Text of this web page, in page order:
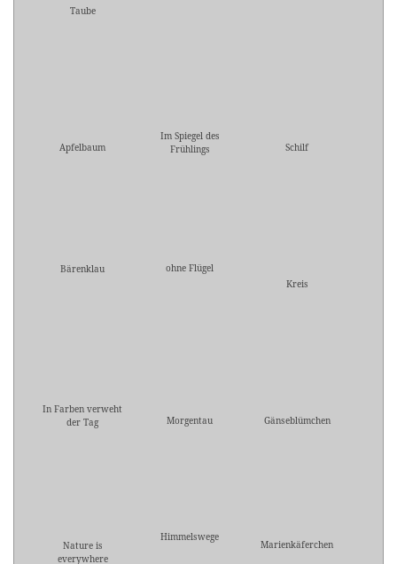
Taube
Apfelbaum
Im Spiegel des
Frühlings
Schilf
Bärenklau
ohne Flügel
Kreis
In Farben verweht
der Tag
Morgentau Gänseblümchen
Nature is
everywhere
Himmelswege
Marienkäferchen